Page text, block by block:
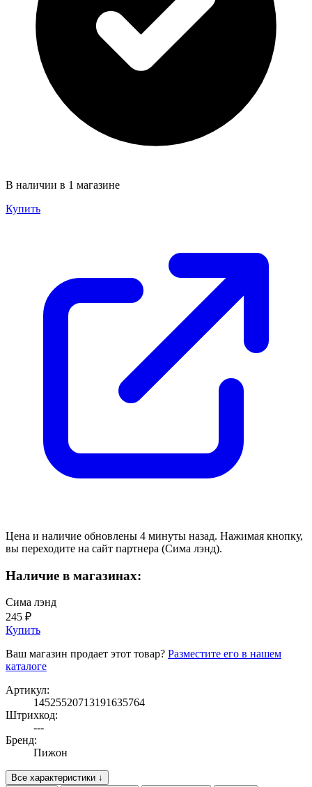
В наличии в 1 магазине
Купить
Цена и наличие обновлены 4 минуты назад. Нажимая кнопку,
вы переходите на сайт партнера (Сима лэнд).
Наличие в магазинах:
Сима лэнд
245 ₽
Купить
Ваш магазин продает этот товар? Разместите его в нашем
каталоге
Артикул:
14525520713191635764
Штрихкод:
---
Бренд:
Пижон
Все характеристики ↓